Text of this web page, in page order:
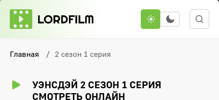
Главная 2 сезон 1 серия
УЭНСДЭЙ 2 СЕЗОН 1 СЕРИЯ
СМОТРЕТЬ ОНЛАЙН